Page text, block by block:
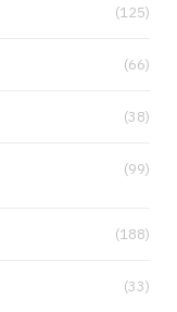
(125)
(66)
(38)
(99)
(188)
(33)